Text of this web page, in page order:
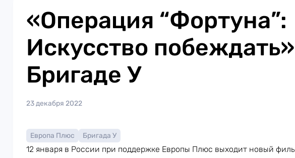
«Операция “Фортуна”:
Искусство
Бригаде У
23 декабря 2022
Европа Плюс Бригада У
12 января в России при поддержке Европы Плюс выходит новый